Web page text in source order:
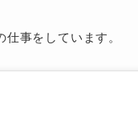
事をしています。